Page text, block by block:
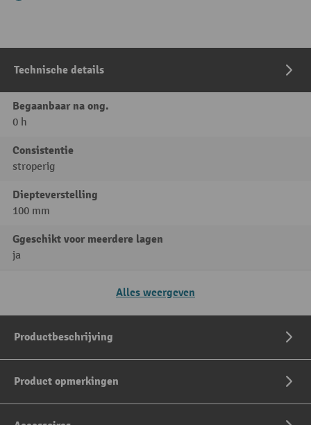
Technische details
Begaanbaar na ong.
0 h
Consistentie
stroperig
Diepteverstelling
100 mm
Ggeschikt voor meerdere lagen
ja
Alles weergeven
Productbeschrijving
Product opmerkingen